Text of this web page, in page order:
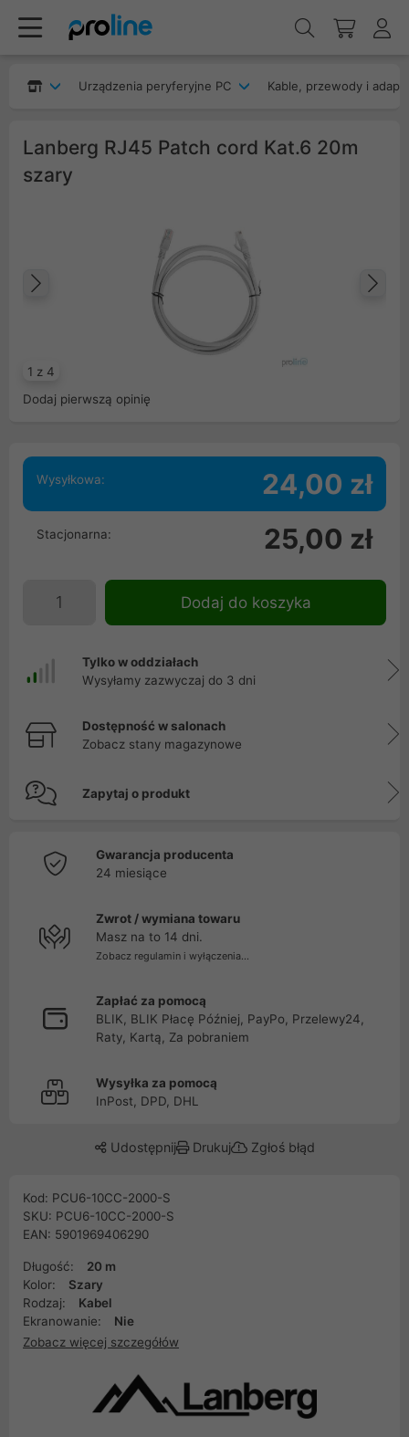
Urządzenia peryferyjne PC Kable, przewody i
Lanberg RJ45 Patch cord Kat.6 20m
szary
1 z 4
Poprzedni
Dodaj pierwszą opinię
Wysyłkowa: 24,00 zł
Stacjonarna: 25,00 zł
Dodaj do koszyka
Tylko w oddziałach
Wysyłamy zazwyczaj do 3 dni
Dostępność w salonach
Zobacz stany magazynowe
Zapytaj o produkt
Gwarancja producenta
24 miesiące
Zwrot / wymiana towaru
Masz na to 14 dni.
Zobacz regulamin i wyłączenia...
Zapłać za pomocą
BLIK, BLIK Płacę Później, PayPo, Przelewy24,
Raty, Kartą, Za pobraniem
Wysyłka za pomocą
InPost, DPD, DHL
Udostępnij Drukuj Zgłoś błąd
Kod: PCU6-10CC-2000-S
SKU: PCU6-10CC-2000-S
EAN: 5901969406290
Długość:
20 m
Kolor:
Szary
Rodzaj:
Kabel
Ekranowanie:
Nie
Zobacz więcej szczegółów